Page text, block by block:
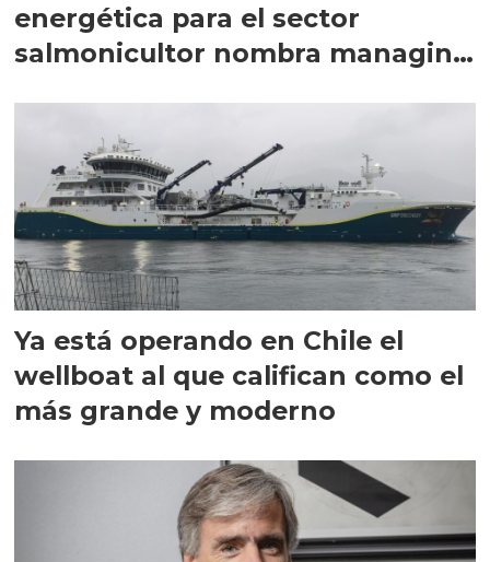
energética para el sector
salmonicultor nombra managing
Ya está operando en Chile el
wellboat al que califican como el
más grande y moderno